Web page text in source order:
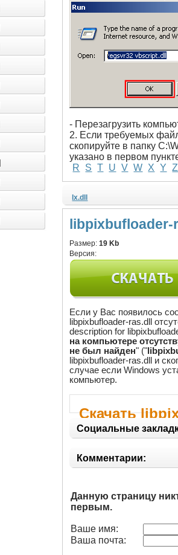
- Перезагрузить
2. Если требуемых
скопируйте в папку
указано в первом
R
S T U V W X Y Z
lx.dll
libpixbufloader-
Размер:19 Kb
Версия:
Если у Вас появилось
libpixbufloader-ras.dll
description for
на компьютере
не был найден" ("
libpixbufloader-ras.dll и
случае если Windows
компьютер.
Скачать
Социальные
Комментарии:
Данную страницу
первым.
Ваше имя:
Ваша почта: